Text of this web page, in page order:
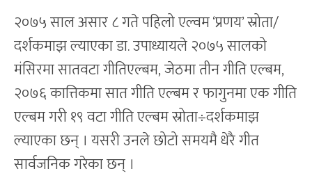
२०७५ साल असार ८ गते पहिलो एल्वम ‘प्रणय’ स्रोता/
दर्शकमाझ ल्याएका डा. उपाध्यायले २०७५ सालको
मंसिरमा सातवटा गीतिएल्बम, जेठमा तीन गीति एल्बम,
२०७६ कात्तिकमा सात गीति एल्बम र फागुनमा एक गीति
एल्बम गरी १९ वटा गीति एल्बम स्रोता÷दर्शकमाझ
ल्याएका छन् । यसरी उनले छोटो समयमै धेरै गीत
सार्वजनिक गरेका छन् ।